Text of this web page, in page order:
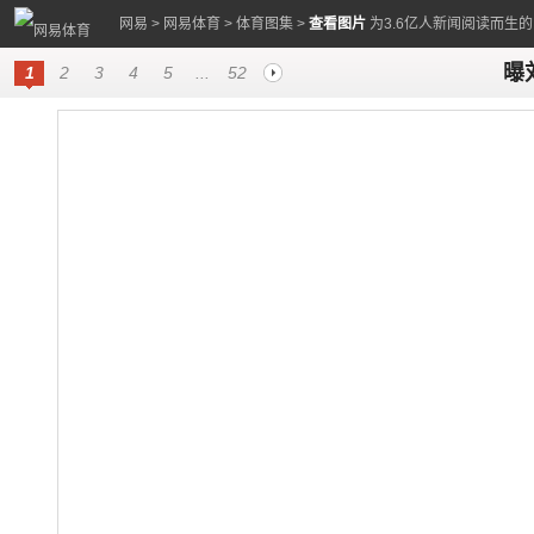
网易 > 网易体育 > 体育图集 > 查看图片 为3.6亿人新闻阅读而生
1 2 3 4 5 52 曝